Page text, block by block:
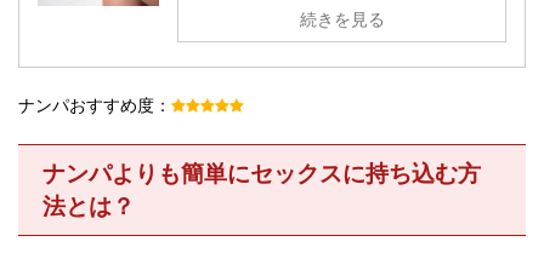
続きを見る
ナンパおすすめ度：
ナンパよりも簡単にセックスに持ち込む方
法とは？